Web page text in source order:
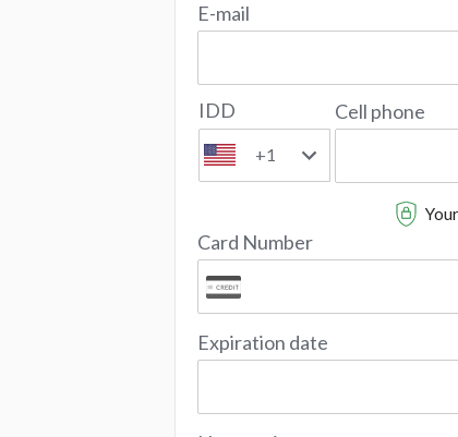
E-mail
IDD
+1
Cell phone
Card Number
Expiration date